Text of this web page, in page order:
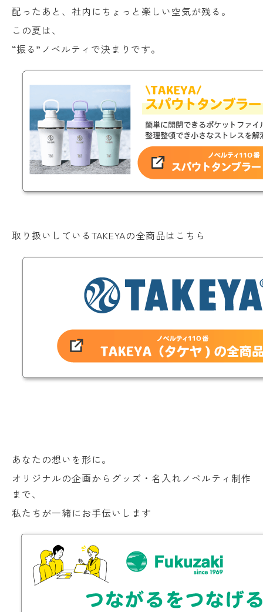
配ったあと、社内にちょっと楽しい空気が残る。
この夏は、
“振る”ノベルティで決まりです。
取り扱いしているTAKEYAの全商品はこちら
あなたの想いを形に。
オリジナルの企画からグッズ・名入れノベルティ制作
まで、
私たちが一緒にお手伝いします